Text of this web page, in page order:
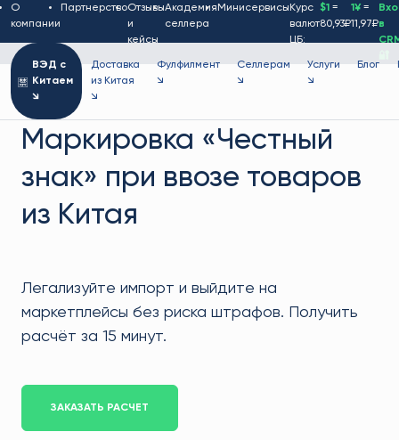
О
компании
ПартнерствоОтзывы
и
кейсы
Академия
селлера
Минисервисы Курс
валют
ЦБ:
$1 =
80,93₽
1¥=
11,97₽в
ВЭД с
Китаем
↘
Доставка
из Китая
↘
Фулфилмент
↘
Селлерам
↘
Услуги
↘
Блог
Маркировка «Честный
знак» при ввозе товаров
из Китая
Легализуйте импорт и выйдите на
маркетплейсы без риска штрафов. Получить
расчёт за 15 минут.
ЗАКАЗАТЬ РАСЧЕТ